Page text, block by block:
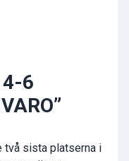
4-6
två sista platserna i